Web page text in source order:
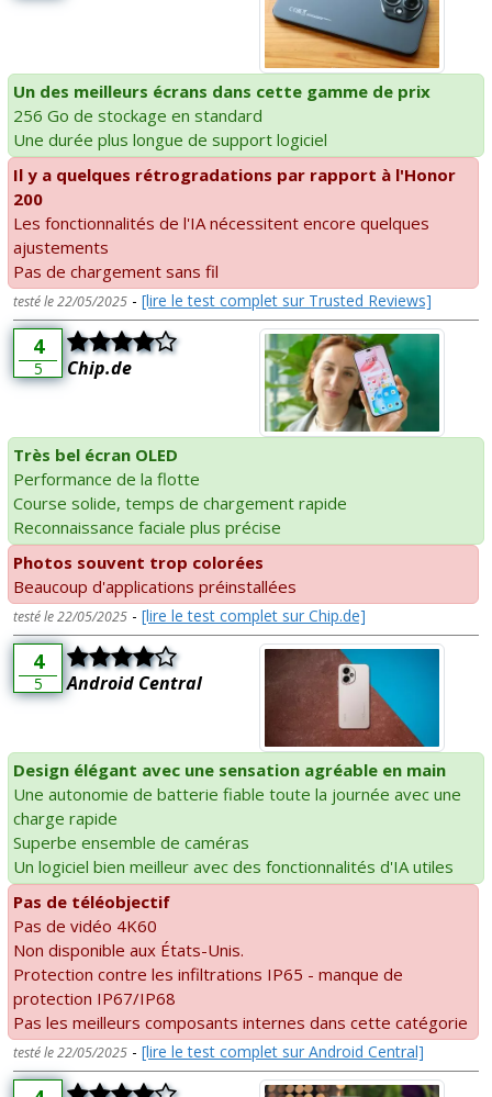
Un des meilleurs écrans dans cette gamme de prix
256 Go de stockage en standard
Une durée plus longue de support logiciel
Il y a quelques rétrogradations par rapport à l'Honor
200
Les fonctionnalités de l'IA nécessitent encore quelques
ajustements
Pas de chargement sans fil
testé le 22/05/2025 - [lire le test complet sur Trusted Reviews]
4
5 Chip.de
Très bel écran OLED
Performance de la flotte
Course solide, temps de chargement rapide
Reconnaissance faciale plus précise
Photos souvent trop colorées
Beaucoup d'applications préinstallées
testé le 22/05/2025 - [lire le test complet sur Chip.de]
4
5 Android Central
Design élégant avec une sensation agréable en main
Une autonomie de batterie fiable toute la journée avec une
charge rapide
Superbe ensemble de caméras
Un logiciel bien meilleur avec des fonctionnalités d'IA utiles
Pas de téléobjectif
Pas de vidéo 4K60
Non disponible aux États-Unis.
Protection contre les infiltrations IP65 - manque de
protection IP67/IP68
Pas les meilleurs composants internes dans cette catégorie
testé le 22/05/2025 - [lire le test complet sur Android Central]